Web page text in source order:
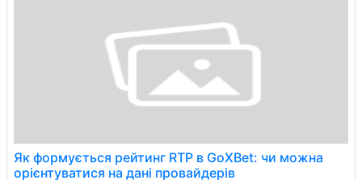
Як формується рейтинг RTP в GoXBet: чи можна
орієнтуватися на дані провайдерів